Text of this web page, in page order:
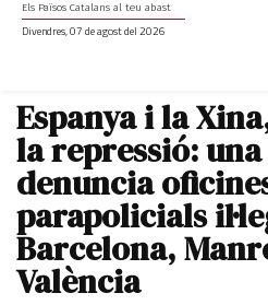
Els Països Catalans al teu abast
Divendres, 07 de agost del 2026
Espanya i la
la repressió: una
denuncia
parapolicials
Barcelona,
València